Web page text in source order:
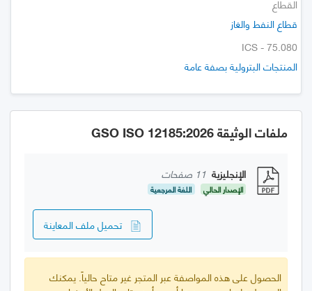
القطاع
قطاع النفط والغاز
ICS - 75.080
المنتجات البترولية بصفة عامة
ملفات الوثيقة GSO ISO 12185:2026
الإنجليزية 11 صفحات
الإصدار الحالي اللغة المرجعية
تحميل ملف المعاينة
الحصول على هذه المواصفة عبر المتجر غير متاح حالياً. يمكنك